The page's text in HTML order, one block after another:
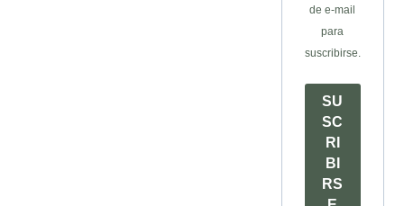
de e-mail
para
suscribirse.
SU
SC
RI
BI
RS